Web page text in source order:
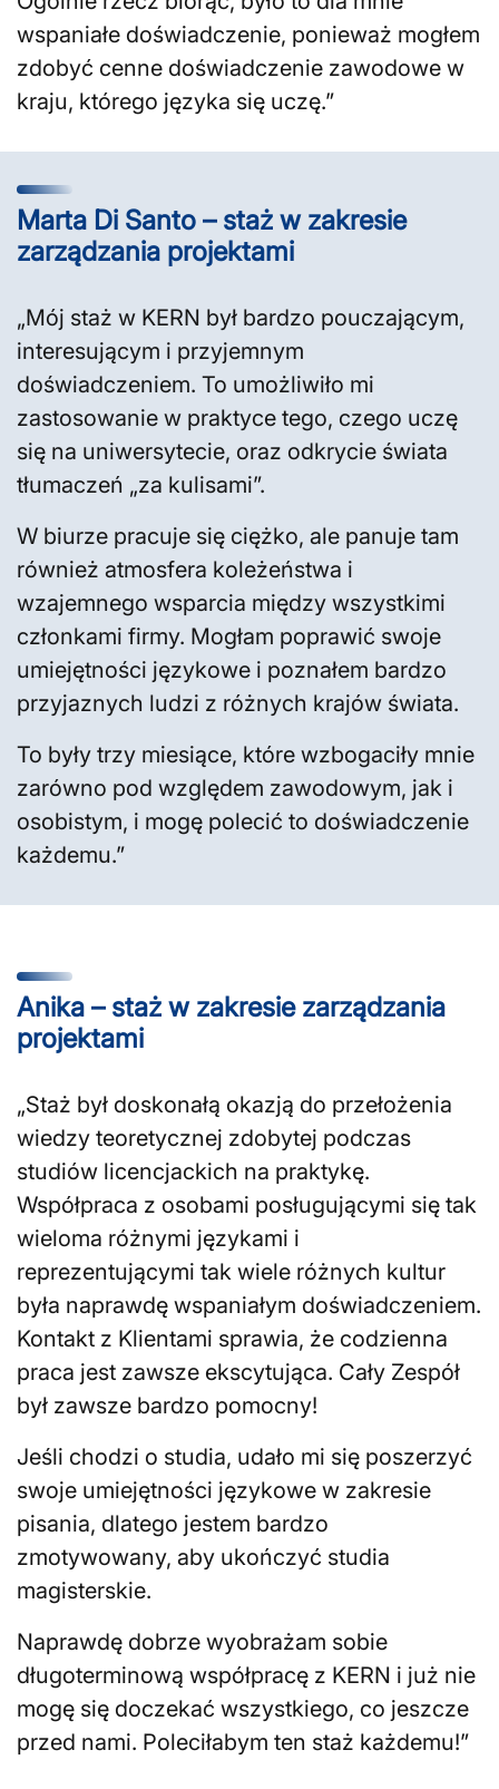
wspaniałe doświadczenie, ponieważ mogłem
zdobyć cenne doświadczenie zawodowe w
kraju, którego języka się uczę.”
Marta Di Santo – staż w zakresie
zarządzania projektami
„Mój staż w KERN był bardzo pouczającym,
interesującym i przyjemnym
doświadczeniem. To umożliwiło mi
zastosowanie w praktyce tego, czego uczę
się na uniwersytecie, oraz odkrycie świata
tłumaczeń „za kulisami”.
W biurze pracuje się ciężko, ale panuje tam
również atmosfera koleżeństwa i
wzajemnego wsparcia między wszystkimi
członkami firmy. Mogłam poprawić swoje
umiejętności językowe i poznałem bardzo
przyjaznych ludzi z różnych krajów świata.
To były trzy miesiące, które wzbogaciły mnie
zarówno pod względem zawodowym, jak i
osobistym, i mogę polecić to doświadczenie
każdemu.”
Anika – staż w zakresie zarządzania
projektami
„Staż był doskonałą okazją do przełożenia
wiedzy teoretycznej zdobytej podczas
studiów licencjackich na praktykę.
Współpraca z osobami posługującymi się tak
wieloma różnymi językami i
reprezentującymi tak wiele różnych kultur
była naprawdę wspaniałym doświadczeniem.
Kontakt z Klientami sprawia, że codzienna
praca jest zawsze ekscytująca. Cały Zespół
był zawsze bardzo pomocny!
Jeśli chodzi o studia, udało mi się poszerzyć
swoje umiejętności językowe w zakresie
pisania, dlatego jestem bardzo
zmotywowany, aby ukończyć studia
magisterskie.
Naprawdę dobrze wyobrażam sobie
długoterminową współpracę z KERN i już nie
mogę się doczekać wszystkiego, co jeszcze
przed nami. Poleciłabym ten staż każdemu!”